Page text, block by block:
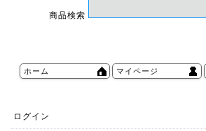
商品検索
ホーム マイページ
ログイン